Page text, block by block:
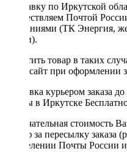
Отправку по Иркутской
осуществляем Почтой
компаниями (ТК Энергия,
линии).
Оплатить товар в таких
через сайт при оформлении
Доставка курьером заказа
Почты в Иркутске
Окончательная стоимость
Тариф за пересылку заказа
в отделении Почты России